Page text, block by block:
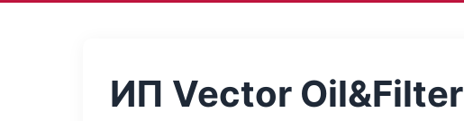
ИП Vector Oil&Filter